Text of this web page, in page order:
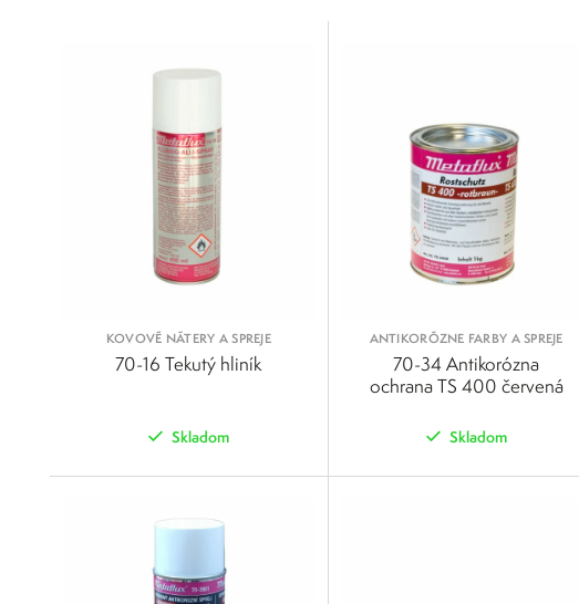
KOVOVÉ NÁTERY A SPREJE
70-16 Tekutý hliník
Skladom
ANTIKORÓZNE FARBY A SPREJE
70-34 Antikorózna
ochrana TS 400 červená
Skladom